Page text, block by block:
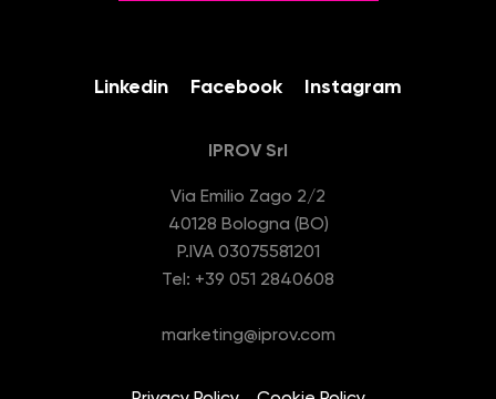
Linkedin Facebook Instagram
IPROV Srl
Via Emilio Zago 2/2
40128 Bologna (BO)
P.IVA 03075581201
Tel: +39 051 2840608
marketing@iprov.com